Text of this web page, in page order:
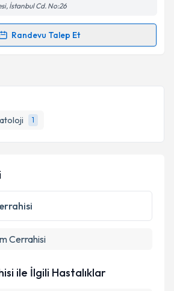
1
işlenmesine ilişkin
ve kişisel verilerimin belirtilen
işlenmesini kabul ediyorum.
İstanbul Cd. No:26
Randevu Talep Et
Talebi
e-posta ile bilgilendireceğiz.
işlenmesine ilişkinAydınlatma
ve kişisel verilerimin belirtilen
işlenmesini kabul ediyorum.
Cerrahisi
ile İlgili Hastalıklar